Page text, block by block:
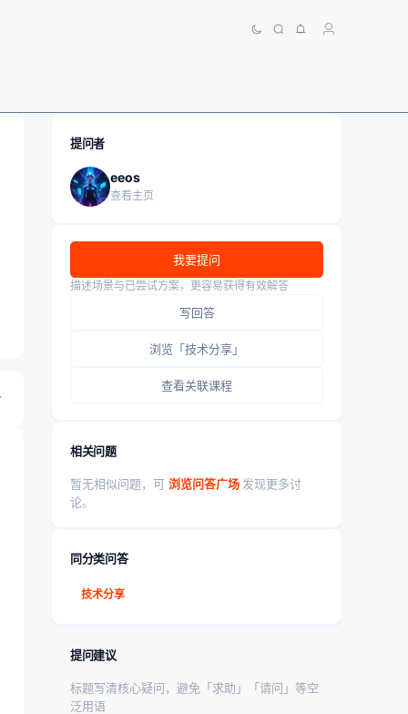
提问者
eeos
查看主页
我要提问
描述场景与已尝试方案，更容易获得有效解答
写回答
浏览「技术分享」
查看关联课程
相关问题
暂无相似问题，可 浏览问答广场 发现更多讨
论。
同分类问答
技术分享
提问建议
标题写清核心疑问，避免「求助」「请问」等空
泛用语